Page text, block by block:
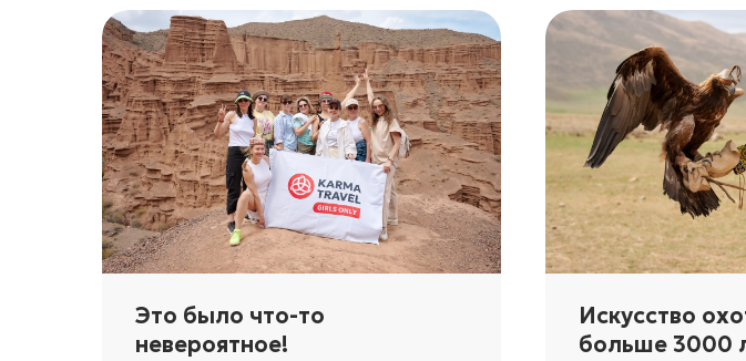
Это было что-то
невероятное!
Искусство
больше 3000